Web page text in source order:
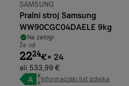
Znamka:
SAMSUNG
Pralni stroj Samsung
WW90CGC04DAELE 9kg
Na zalogi
Že od
2224€× 24
ali 533,99 €
Informacijski list izdelka